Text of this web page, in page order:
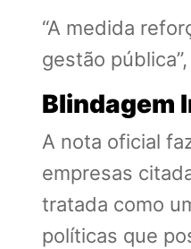
“A medida
gestão
Blindagem
A nota oficial
empresas
tratada como
políticas que